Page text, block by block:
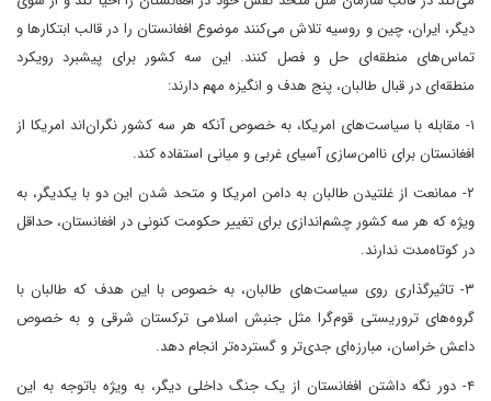
دیگر، ایران، چین و روسیه تلاش می‌کنند موضوع افغانستان را در قالب ابتکارها و
تماس‌های منطقه‌ای حل و فصل کنند. این سه کشور برای پیشبرد رویکرد
منطقه‌ای در قبال طالبان، پنج هدف و انگیزه مهم دارند:
۱- مقابله با سیاست‌های امریکا، به خصوص آنکه هر سه کشور نگران‌اند امریکا از
افغانستان برای ناامن‌سازی آسیای غربی و میانی استفاده کند.
۲- ممانعت از غلتیدن طالبان به دامن امریکا و متحد شدن این دو با یکدیگر، به
ویژه که هر سه کشور چشم‌اندازی برای تغییر حکومت کنونی در افغانستان، حداقل
در کوتاه‌مدت ندارند.
۳- تاثیرگذاری روی سیاست‌های طالبان، به خصوص با این هدف که طالبان با
گروه‌های تروریستی قوم‌گرا مثل جنبش اسلامی ترکستان شرقی و به خصوص
داعش خراسان، مبارزه‌ای جدی‌تر و گسترده‌تر انجام دهد.
۴- دور نگه‌ داشتن افغانستان از یک جنگ داخلی دیگر، به ویژه باتوجه به این